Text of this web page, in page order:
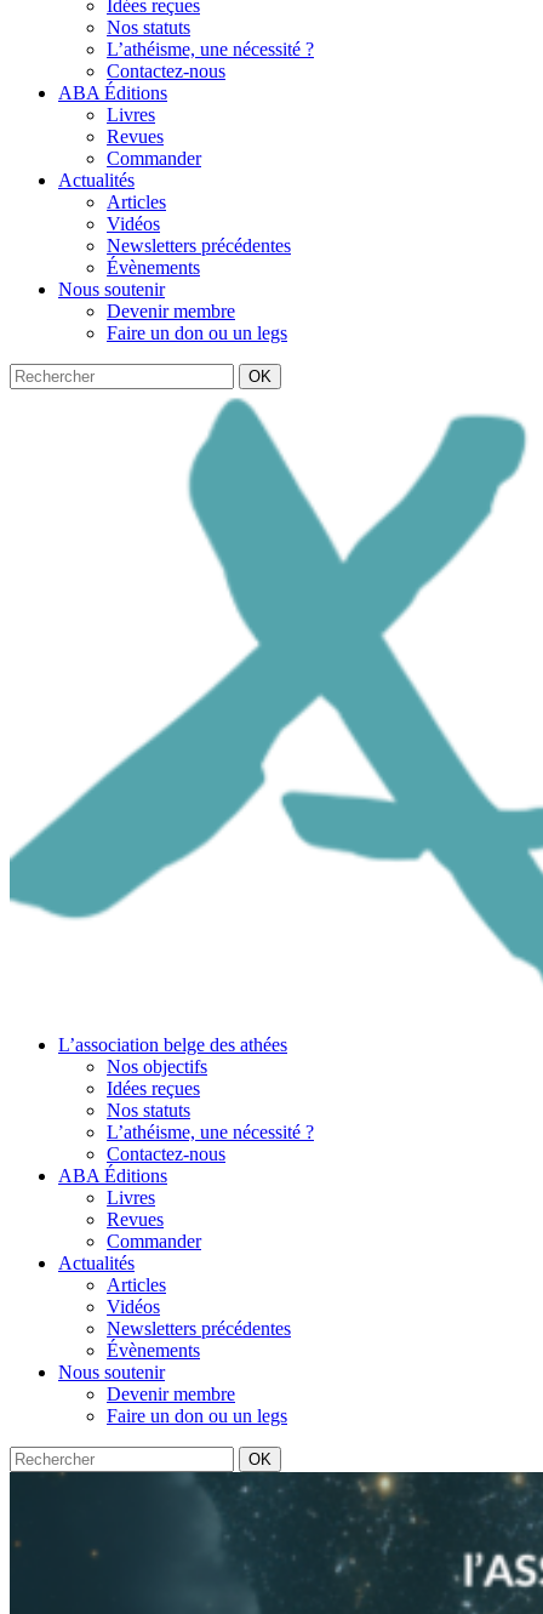
Idées reçues
Nos statuts
L’athéisme, une nécessité ?
Contactez-nous
ABA Éditions
Livres
Revues
Commander
Actualités
Articles
Vidéos
Newsletters précédentes
Évènements
Nous soutenir
Devenir membre
Faire un don ou un legs
OK
L’association belge des athées
Nos objectifs
Idées reçues
Nos statuts
L’athéisme, une nécessité ?
Contactez-nous
ABA Éditions
Livres
Revues
Commander
Actualités
Articles
Vidéos
Newsletters précédentes
Évènements
Nous soutenir
Devenir membre
Faire un don ou un legs
OK